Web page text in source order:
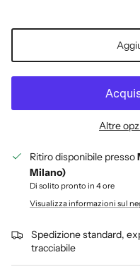
Altre
Ritiro disponibile presso
Milano)
Di solito pronto in 4 ore
Visualizza informazioni sul
Spedizione standard,
tracciabile